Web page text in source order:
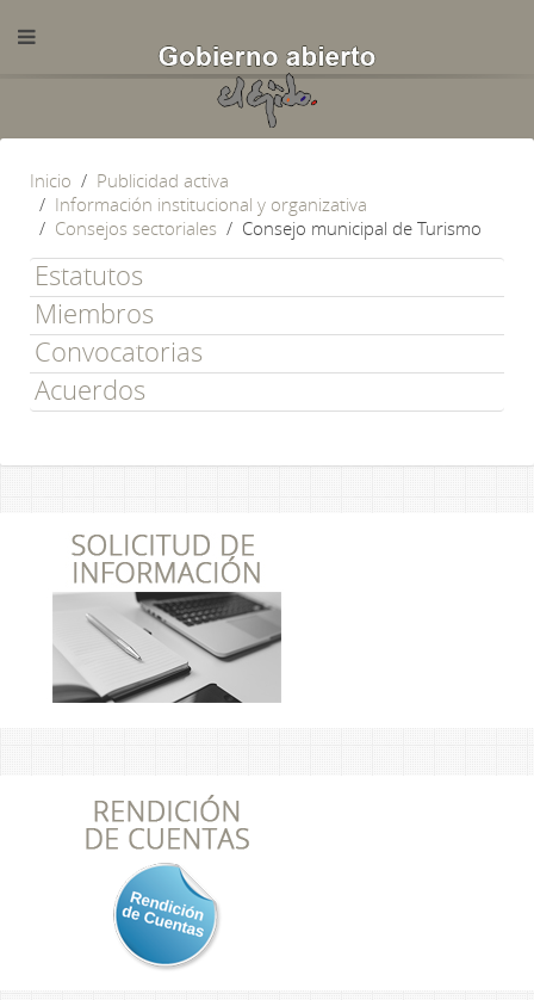
Inicio
Publicidad activa
Información institucional y organizativa
Consejos sectoriales
Consejo municipal de Turismo
Estatutos
Miembros
Convocatorias
Acuerdos